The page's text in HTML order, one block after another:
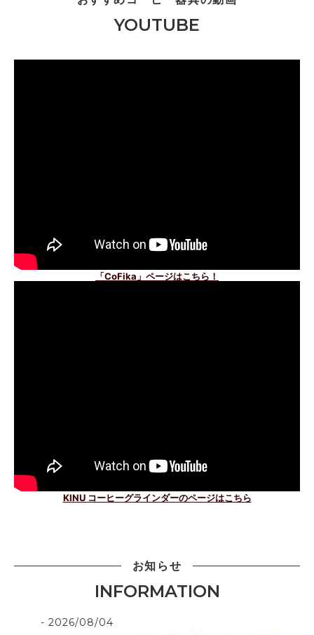
YOUTUBE
「CoFika」ページはこちら！
KINU コーヒーグラインダーのページはこちら
お知らせ
INFORMATION
2026/08/04